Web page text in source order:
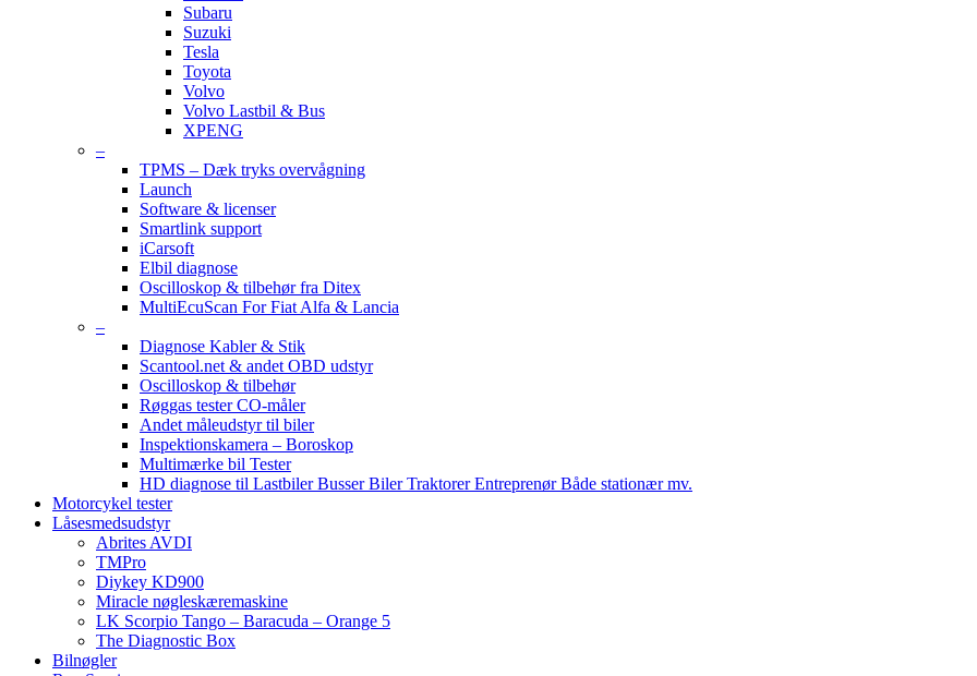
Subaru
Suzuki
Tesla
Toyota
Volvo
Volvo Lastbil & Bus
XPENG
–
TPMS – Dæk tryks overvågning
Launch
Software & licenser
Smartlink support
iCarsoft
Elbil diagnose
Oscilloskop & tilbehør fra Ditex
MultiEcuScan For Fiat Alfa & Lancia
–
Diagnose Kabler & Stik
Scantool.net & andet OBD udstyr
Oscilloskop & tilbehør
Røggas tester CO-måler
Andet måleudstyr til biler
Inspektionskamera – Boroskop
Multimærke bil Tester
HD diagnose til Lastbiler Busser Biler Traktorer Entreprenør Både stationær mv.
Motorcykel tester
Låsesmedsudstyr
Abrites AVDI
TMPro
Diykey KD900
Miracle nøgleskæremaskine
LK Scorpio Tango – Baracuda – Orange 5
The Diagnostic Box
Bilnøgler